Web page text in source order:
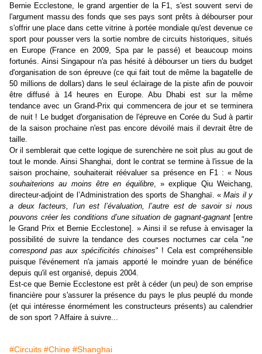
Bernie Ecclestone, le grand argentier de la F1, s'est souvent servi de
l'argument massu des fonds que ses pays sont prêts à débourser pour
s'offrir une place dans cette vitrine à portée mondiale qu'est devenue ce
sport pour pousser vers la sortie nombre de circuits historiques, situés
en Europe (France en 2009, Spa par le passé) et beaucoup moins
fortunés. Ainsi Singapour n'a pas hésité à débourser un tiers du budget
d'organisation de son épreuve (ce qui fait tout de même la bagatelle de
50 millions de dollars) dans le seul éclairage de la piste afin de pouvoir
être diffusé à 14 heures en Europe. Abu Dhabi est sur la même
tendance avec un Grand-Prix qui commencera de jour et se terminera
de nuit ! Le budget d'organisation de l'épreuve en Corée du Sud à partir
de la saison prochaine n'est pas encore dévoilé mais il devrait être de
taille.
Or il semblerait que cette logique de surenchère ne soit plus au gout de
tout le monde. Ainsi Shanghai, dont le contrat se termine à l'issue de la
saison prochaine, souhaiterait réévaluer sa présence en F1 : « Nous
souhaiterions au moins être en équilibre, » explique Qiu Weichang,
directeur-adjoint de l’Administration des sports de Shanghaï. «Mais il y
a deux facteurs, l’un est l’évaluation, l’autre est de savoir si nous
pouvons créer les conditions d’une situation de gagnant-gagnant [entre
le Grand Prix et Bernie Ecclestone]. » Ainsi il se refuse à envisager la
possibilité de suivre la tendance des courses nocturnes car cela "ne
correspond pas aux spécificités chinoises" ! Cela est compréhensible
puisque l'événement n'a jamais apporté le moindre yuan de bénéfice
depuis qu'il est organisé, depuis 2004.
Est-ce que Bernie Ecclestone est prêt à céder (un peu) de son emprise
financière pour s'assurer la présence du pays le plus peuplé du monde
(et qui intéresse énormément les constructeurs présents) au calendrier
de son sport ? Affaire à suivre...
#Circuits #Chine #Shanghai